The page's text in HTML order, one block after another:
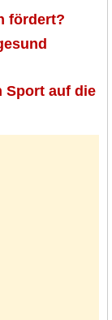
fördert?
Sport auf die